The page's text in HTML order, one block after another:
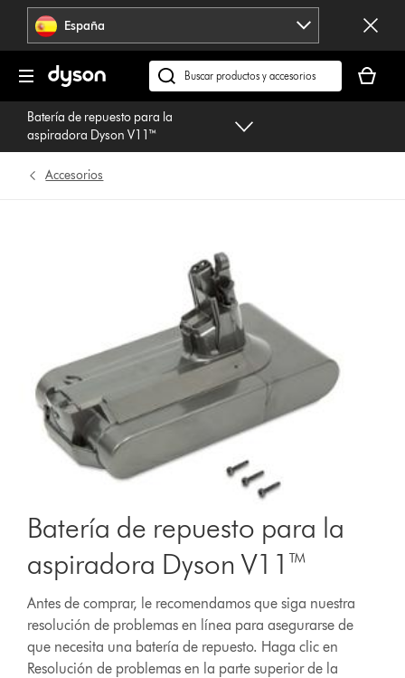
Omitir
navegación España
Buscar
en
dyson.es
cesta
está
Batería de repuesto para la
aspiradora Dyson V11™
Accesorios
Batería de repuesto para la
aspiradora Dyson V11™
Antes de comprar, le recomendamos que siga nuestra
resolución de problemas en línea para asegurarse de
que necesita una batería de repuesto. Haga clic en
Resolución de problemas en la parte superior de la